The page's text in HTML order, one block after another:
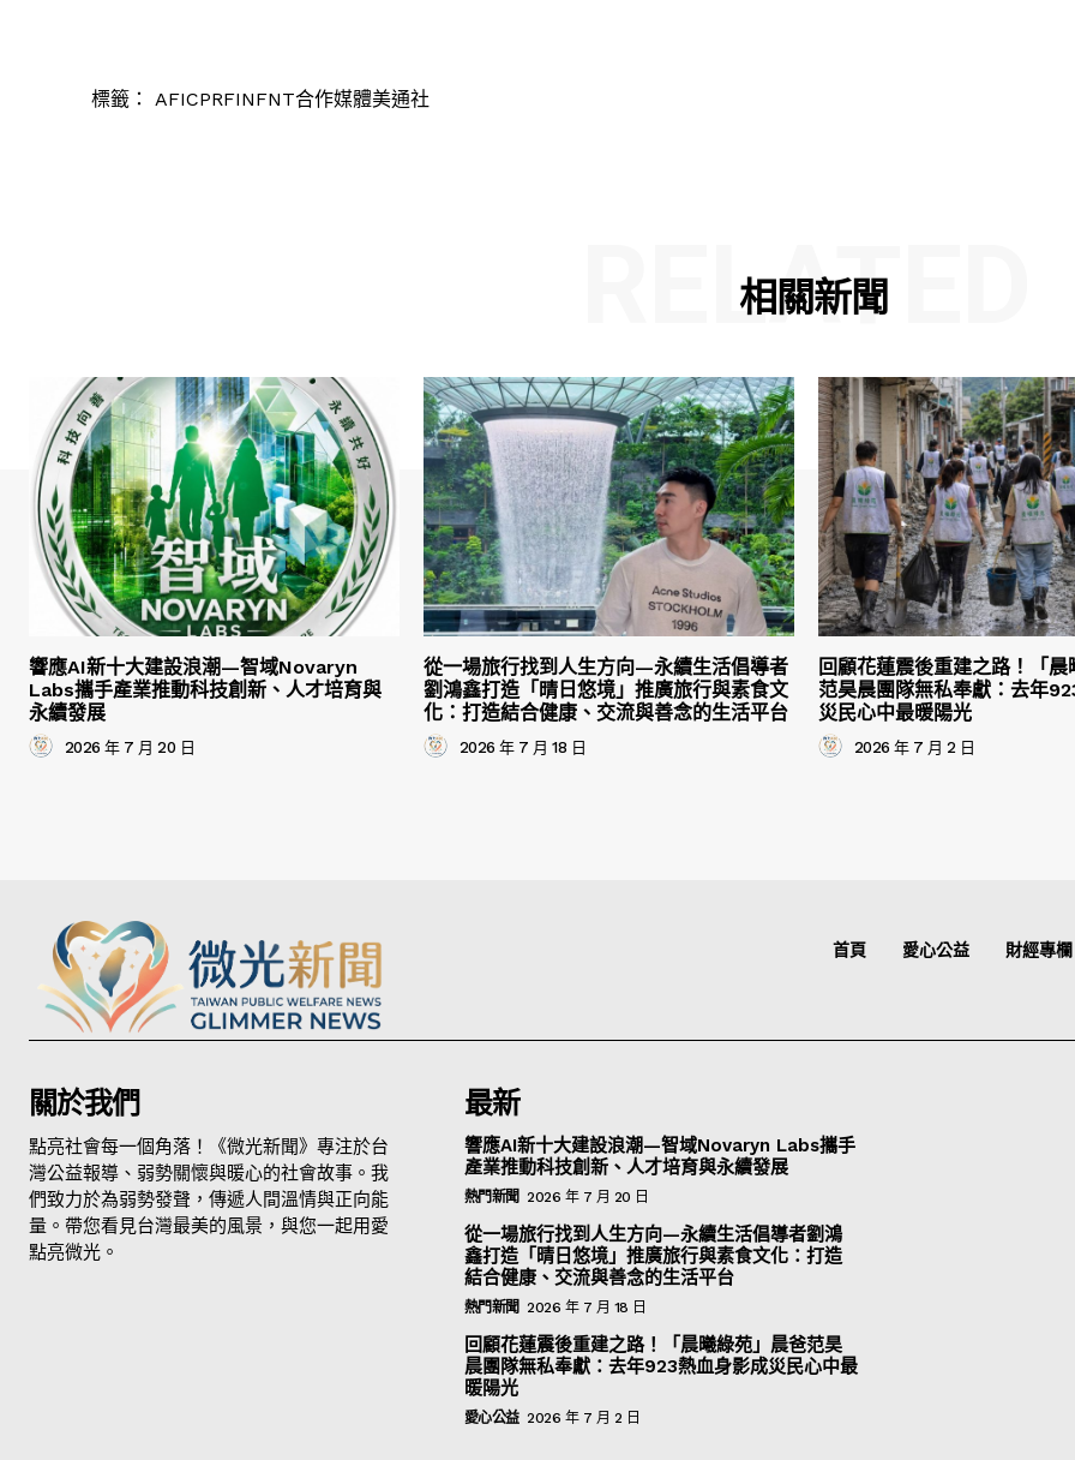
標籤： AFICPRFINFNT合作媒體美通社
相關新聞
RELATED
響應AI新十大建設浪潮—智域Novaryn
Labs攜手產業推動科技創新、人才培育與
永續發展
2026 年 7 月 20 日
從一場旅行找到人生方向—永續生活倡導者
劉鴻鑫打造「晴日悠境」推廣旅行與素食文
化：打造結合健康、交流與善念的生活平台
2026 年 7 月 18 日
回顧花蓮震後重建之路！「
范昊晨團隊無私奉獻：去年
災民心中最暖陽光
2026 年 7 月 2 日
首頁 愛心公益 財經專欄
關於我們
點亮社會每一個角落！《微光新聞》專注於台
灣公益報導、弱勢關懷與暖心的社會故事。我
們致力於為弱勢發聲，傳遞人間溫情與正向能
量。帶您看見台灣最美的風景，與您一起用愛
點亮微光。
最新
響應AI新十大建設浪潮—智域Novaryn Labs攜手
產業推動科技創新、人才培育與永續發展
熱門新聞 2026 年 7 月 20 日
從一場旅行找到人生方向—永續生活倡導者劉鴻
鑫打造「晴日悠境」推廣旅行與素食文化：打造
結合健康、交流與善念的生活平台
熱門新聞 2026 年 7 月 18 日
回顧花蓮震後重建之路！「晨曦綠苑」晨爸范昊
晨團隊無私奉獻：去年923熱血身影成災民心中最
暖陽光
愛心公益 2026 年 7 月 2 日